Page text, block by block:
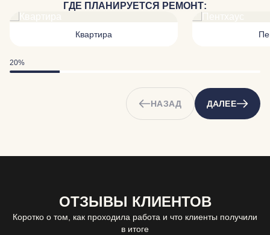
ГДЕ ПЛАНИРУЕТСЯ РЕМОНТ:
Квартира
20%
НАЗАД ДАЛЕЕ
ОТЗЫВЫ КЛИЕНТОВ
Коротко о том, как проходила работа и что клиенты получили
в итоге